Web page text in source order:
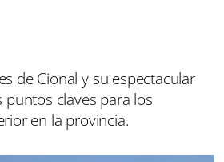
de Cional y su espectacular
puntos claves para los
en la provincia.